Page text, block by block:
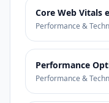
Core Web Vitals
Performance &
Performance
Performance &